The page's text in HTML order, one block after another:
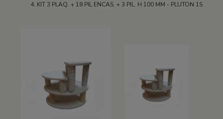
KIT 3 PLAQ. + 18 PIL.ENCAS. + 3 PIL. H 100 MM - PLUTON 1S